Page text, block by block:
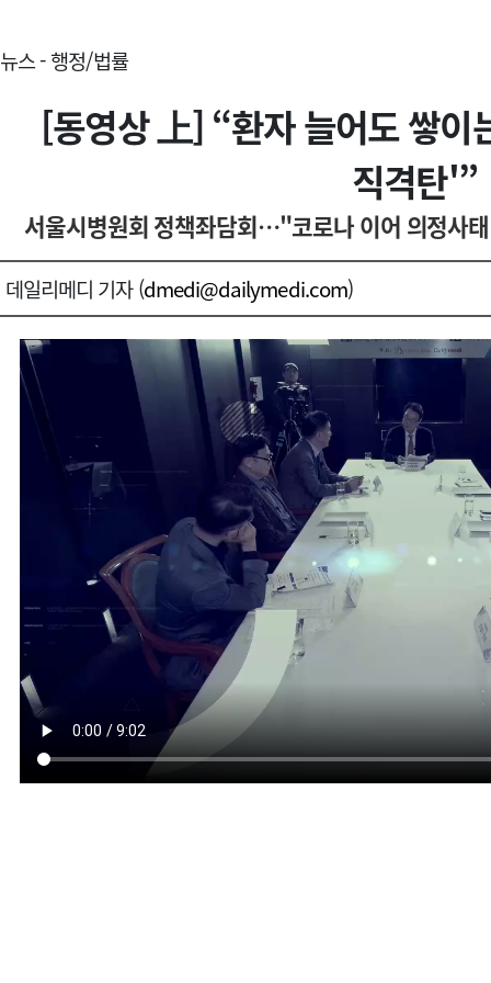
뉴스 - 행정/법률
[동영상 上] “환자 늘어도 쌓이
직격탄'”
서울시병원회 정책좌담회…"코로나 이어 의정사
데일리메디 기자 (dmedi@dailymedi.com)